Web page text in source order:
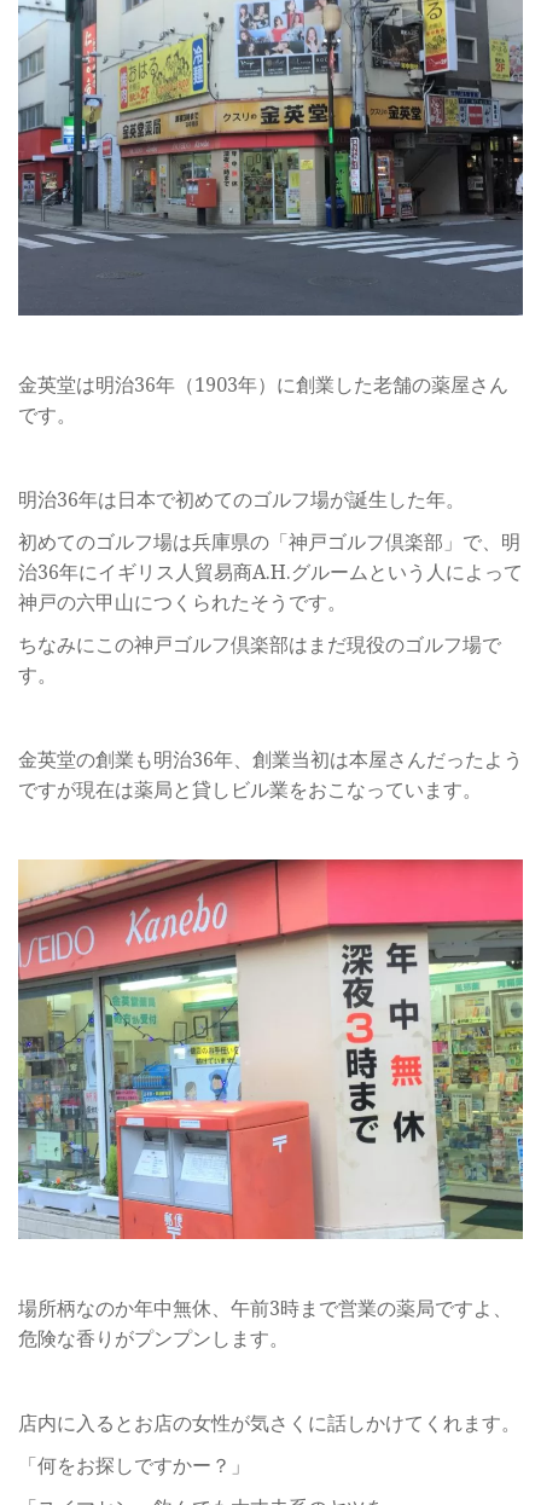
金英堂は明治36年（1903年）に創業した老舗の薬屋さん
です。
明治36年は日本で初めてのゴルフ場が誕生した年。
初めてのゴルフ場は兵庫県の「神戸ゴルフ倶楽部」で、明
治36年にイギリス人貿易商A.H.グルームという人によって
神戸の六甲山につくられたそうです。
ちなみにこの神戸ゴルフ倶楽部はまだ現役のゴルフ場で
す。
金英堂の創業も明治36年、創業当初は本屋さんだったよう
ですが現在は薬局と貸しビル業をおこなっています。
場所柄なのか年中無休、午前3時まで営業の薬局ですよ、
危険な香りがプンプンします。
店内に入るとお店の女性が気さくに話しかけてくれます。
「何をお探しですかー？」